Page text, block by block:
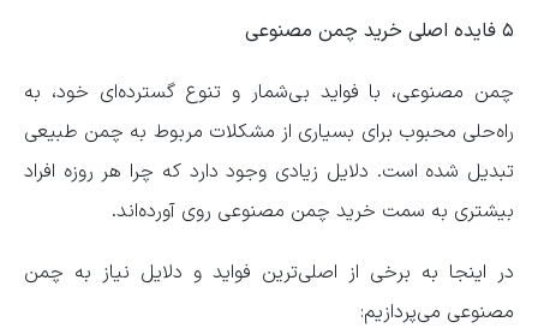
۵ فایده اصلی خرید چمن مصنوعی
چمن مصنوعی، با فواید بی‌شمار و تنوع گسترده‌ای خود، به
راه‌حلی محبوب برای بسیاری از مشکلات مربوط به چمن طبیعی
تبدیل شده است. دلایل زیادی وجود دارد که چرا هر روزه افراد
بیشتری به سمت خرید چمن مصنوعی روی آورده‌اند.
در اینجا به برخی از اصلی‌ترین فواید و دلایل نیاز به چمن
مصنوعی می‌پردازیم: